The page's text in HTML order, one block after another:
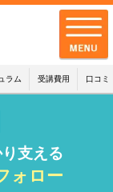
ラム 受講費用 口コミ
支える
ォロー